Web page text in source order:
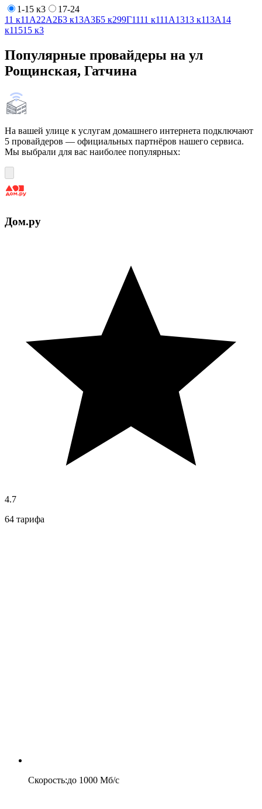
1-15 к3
17-24
11 к11А22А2Б3 к13А3Б5 к299Г1111 к111А1313 к113А14
к11515 к3
Популярные провайдеры на ул
Рощинская, Гатчина
На вашей улице к услугам домашнего интернета подключают
5 провайдеров — официальных партнёров нашего сервиса.
Мы выбрали для вас наиболее популярных:
Дом.ру
4.7
64 тарифа
Скорость:до 1000 Мб/c